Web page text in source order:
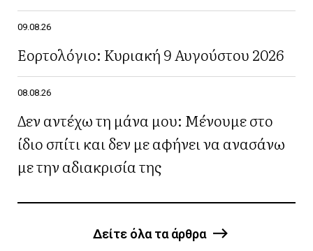
09.08.26
Εορτολόγιο: Κυριακή 9 Αυγούστου 2026
08.08.26
Δεν αντέχω τη μάνα μου: Μένουμε στο
ίδιο σπίτι και δεν με αφήνει να ανασάνω
με την αδιακρισία της
Δείτε όλα τα άρθρα